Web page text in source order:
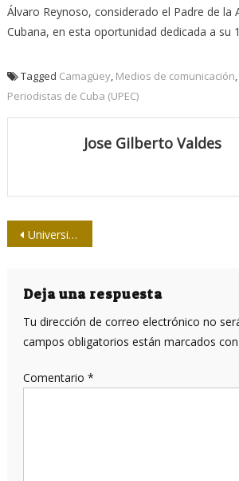
Álvaro Reynoso, considerado el Padre de la
Cubana, en esta oportunidad dedicada a su
Tagged Camagüey, Medios de comunicación
Periodistas de Cuba (UPEC)
Jose Gilberto Valdes
Navegación
entradas
Universidad de Oriente incorpora periodistas tuneros en novedosa vía de superación a distancia
Deja una respuesta
Tu dirección de correo electrónico no
campos obligatorios están marcados con
Comentario *